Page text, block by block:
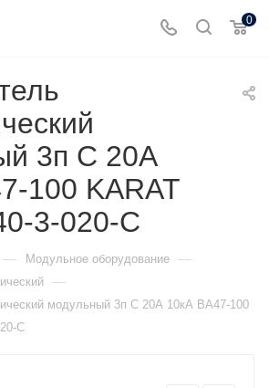
0
3п C 20А
100 KARAT
3-020-C
— Модульное оборудование —
—
модульный 3п C 20А 10кА ВА47-100
C